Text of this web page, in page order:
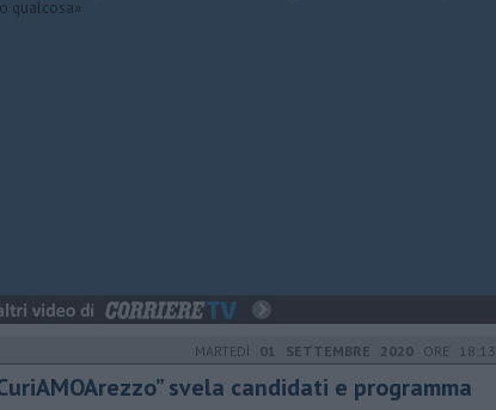
MARTEDÌ 01 SETTEMBRE 2020 ORE 18:13
svela candidati e programma